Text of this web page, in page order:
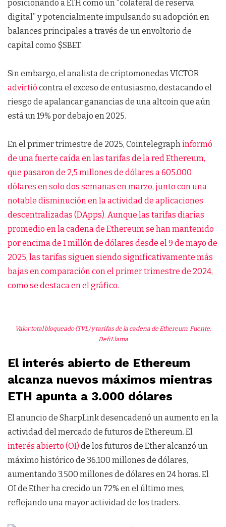
posicionando a ETH como un “colateral de reserva
digital” y potencialmente impulsando su adopción en
balances principales a través de un envoltorio de
capital como $SBET.
Sin embargo, el analista de criptomonedas VICTOR
advirtió contra el exceso de entusiasmo, destacando el
riesgo de apalancar ganancias de una altcoin que aún
está un 19% por debajo en 2025.
En el primer trimestre de 2025, Cointelegraphinformó
de una fuerte caída en las tarifas de la red Ethereum,
que pasaron de 2,5 millones de dólares a 605.000
dólares en solo dos semanas en marzo, junto con una
notable disminución en la actividad de aplicaciones
descentralizadas (DApps). Aunque las tarifas diarias
promedio en la cadena de Ethereum se han mantenido
por encima de 1 millón de dólares desde el 9 de mayo de
2025, las tarifas siguen siendo significativamente más
bajas en comparación con el primer trimestre de 2024,
como se destaca en el gráfico.
Valor total bloqueado (TVL) y tarifas de la cadena de Ethereum. Fuente:
DefiLlama
El interés abierto de Ethereum
alcanza nuevos máximos mientras
ETH apunta a 3.000 dólares
El anuncio de SharpLink desencadenó un aumento en la
actividad del mercado de futuros de Ethereum. El
interés abierto (OI) de los futuros de Ether alcanzó un
máximo histórico de 36.100 millones de dólares,
aumentando 3.500 millones de dólares en 24 horas. El
OI de Ether ha crecido un 72% en el último mes,
reflejando una mayor actividad de los traders.